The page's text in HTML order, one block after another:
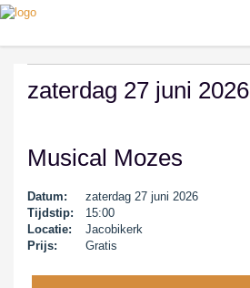
zaterdag 27 juni 2026
Musical Mozes
Datum:
zaterdag 27 juni 2026
Tijdstip:
15:00
Locatie:
Jacobikerk
Prijs:
Gratis